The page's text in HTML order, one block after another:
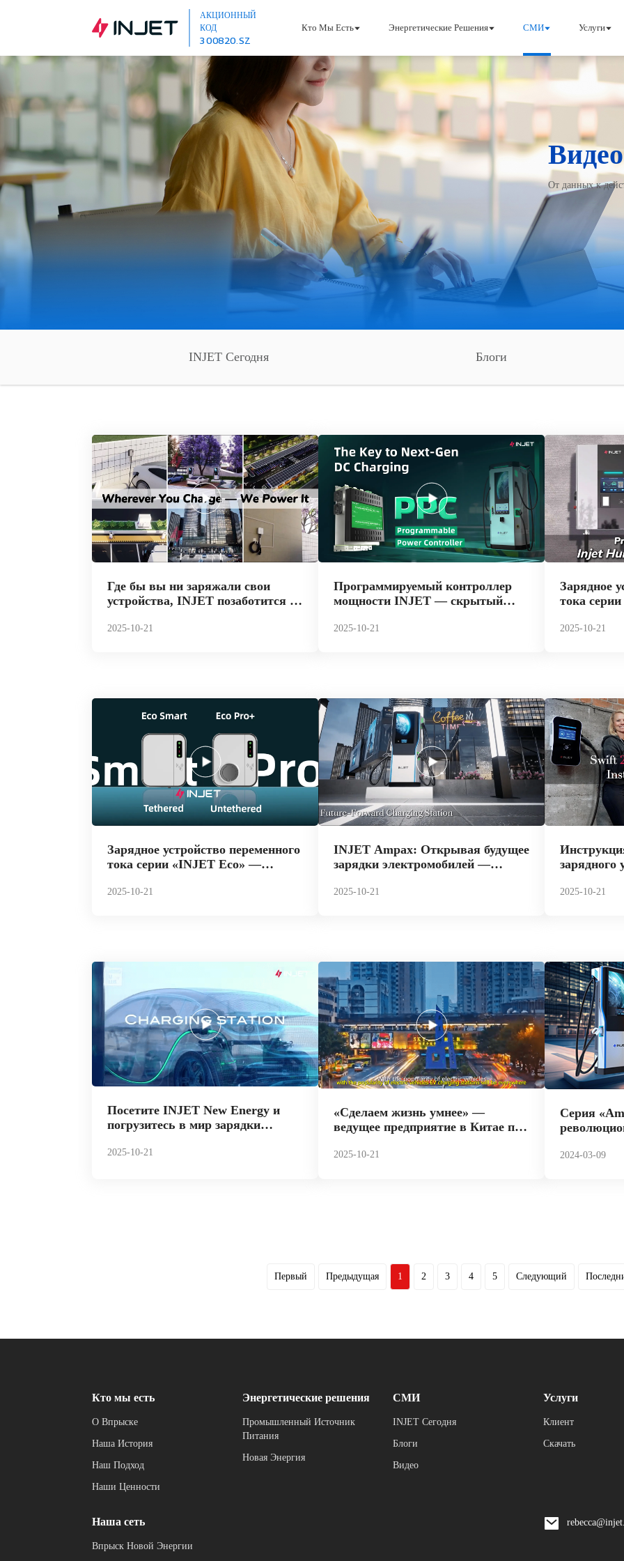
АКЦИОННЫЙ
КОД
300820.SZ
Кто Мы Есть Энергетические Решения СМИ Услуги
О Впрыске
Наш Подход
Новая
Обслуживание Клиентов
Видео
От данных к
INJET Сегодня Блоги
Где бы вы ни заряжали свои
устройства, INJET позаботится о
2025-10-21
Программируемый контроллер
мощности INJET — скрытый
электромобилей нового
2025-10-21
Зарядное
тока
но мощное.
2025-10-21
Зарядное устройство переменного
тока серии «INJET Eco» —
дизайн и технологии, созданное
2025-10-21
INJET Ampax: Открывая будущее
зарядки электромобилей —
впереди.
2025-10-21
зарядного
2025-10-21
Посетите INJET New Energy и
погрузитесь в мир зарядки
@ChengduPlus.
2025-10-21
«Сделаем жизнь умнее» —
ведущее предприятие в Китае по
и зарядных устройств для
2025-10-21
Серия
меняющее
2024-03-09
Первый Предыдущая 1 2 3 4 5 Следующий
Кто мы есть
О Впрыске
Наша История
Наш Подход
Наши Ценности
Энергетические решения
Промышленный Источник
Питания
Новая Энергия
СМИ
INJET Сегодня
Блоги
Видео
Услуги
Клиент
Скачать
Наша сеть
Впрыск Новой Энергии